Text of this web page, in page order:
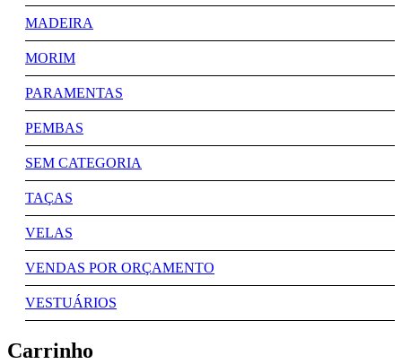
MADEIRA
MORIM
PARAMENTAS
PEMBAS
SEM CATEGORIA
TAÇAS
VELAS
VENDAS POR ORÇAMENTO
VESTUÁRIOS
Carrinho